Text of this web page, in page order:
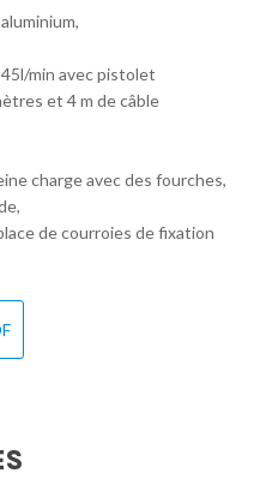
min avec pistolet
et 4 m de câble
charge avec des fourches,
de courroies de fixation